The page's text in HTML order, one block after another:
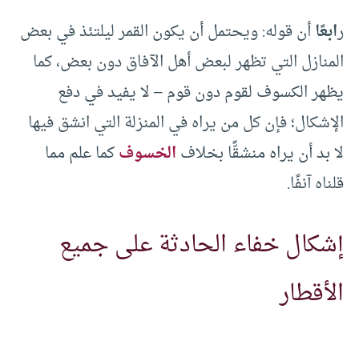
رابعًاأن قوله: ويحتمل أن يكون القمر ليلتئذ في بعض
المنازل التي تظهر لبعض أهل الآفاق دون بعض، كما
يظهر الكسوف لقوم دون قوم – لا يفيد في دفع
الإشكال؛ فإن كل من يراه في المنزلة التي انشق فيها
لا بد أن يراه منشقًّا بخلافالخسوفكما علم مما
قلناه آنفًا.
إشكال خفاء الحادثة على جميع
الأقطار